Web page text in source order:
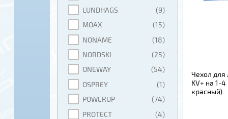
LUNDHAGS
(9)
MOAX
(15)
NONAME
(18)
NORDSKI
(25)
ONEWAY
(54)
OSPREY
(1)
POWERUP
(74)
PROTECT
(4)
Чехол
KV+ на 1-
красный)